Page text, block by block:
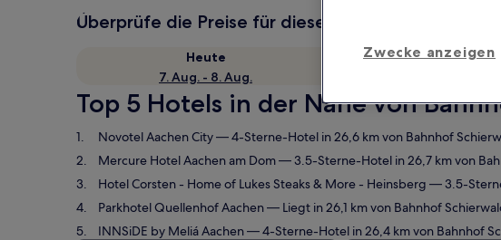
Überprüfe die Preise für diese Daten
Heute
7. Aug. - 8. Aug.
Morgen
Top 5 Hotels in der Nähe von
Novotel Aachen City— 4-Sterne-Hotel in 26,6 km von Bahnhof
Mercure Hotel Aachen am Dom— 3.5-Sterne-Hotel in 26,7 km von
Hotel Corsten - Home of Lukes Steaks & More - Heinsberg — 3.5-
Parkhotel Quellenhof Aachen— Liegt in 26,1 km von Bahnhof
INNSiDE by Meliá Aachen— 4-Sterne-Hotel in 26,4 km von Bahnhof
Zwecke anzeigen